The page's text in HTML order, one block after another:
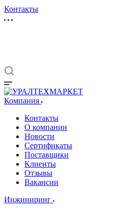
Контакты
Компания
Контакты
О компании
Новости
Сертификаты
Поставщики
Клиенты
Отзывы
Вакансии
Инжиниринг